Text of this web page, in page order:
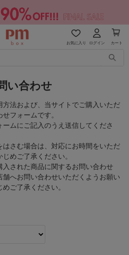
お気に入り ログイン カート
い合わせ
方法および、当サイトでご購入いただ
フォームです。
ムにご記入のうえ送信してくださ
さむ場合は、対応にお時間をいただ
めご了承ください。
された商品に関するお問い合わせ
へお問い合わせいただくようお願い
ご了承ください。